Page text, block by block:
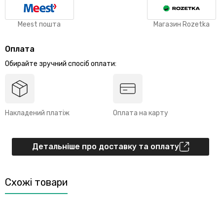
Meest пошта Магазин Rozetka
Оплата
Обирайте зручний спосіб оплати:
Накладений платіж Оплата на карту
Детальніше про доставку та оплату
Схожі товари